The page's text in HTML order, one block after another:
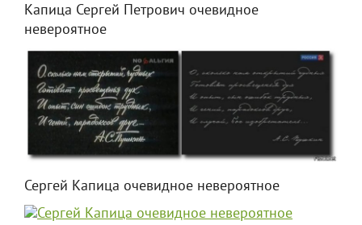
Капица Сергей Петрович очевидное
невероятное
Сергей Капица очевидное невероятное